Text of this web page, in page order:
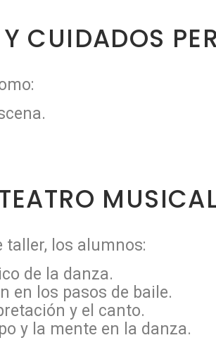
CUIDADOS
MUSICAL
taller, los alumnos:
de la danza.
en los pasos de baile.
y el canto.
y la mente en la danza.